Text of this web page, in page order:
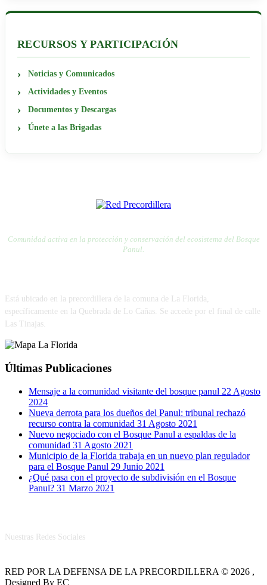
RECURSOS Y PARTICIPACIÓN
Noticias y Comunicados
Actividades y Eventos
Documentos y Descargas
Únete a las Brigadas
Comunidad activa en la protección y conservación del ecosistema del Bosque
Panul.
Está ubicado en la precordillera de la comuna de La Florida,
específicamente en la Quebrada de Lo Cañas. Se accede por el final de calle
Las Tinajas.
Últimas Publicaciones
Mensaje a la comunidad visitante del bosque panul 22 Agosto
2024
Nueva derrota para los dueños del Panul: tribunal rechazó
recurso contra la comunidad 31 Agosto 2021
Nuevo negociado con el Bosque Panul a espaldas de la
comunidad 31 Agosto 2021
Municipio de la Florida trabaja en un nuevo plan regulador
para el Bosque Panul 29 Junio 2021
¿Qué pasa con el proyecto de subdivisión en el Bosque
Panul? 31 Marzo 2021
Nuestras Redes Sociales
RED POR LA DEFENSA DE LA PRECORDILLERA © 2026 ,
Designed By EC